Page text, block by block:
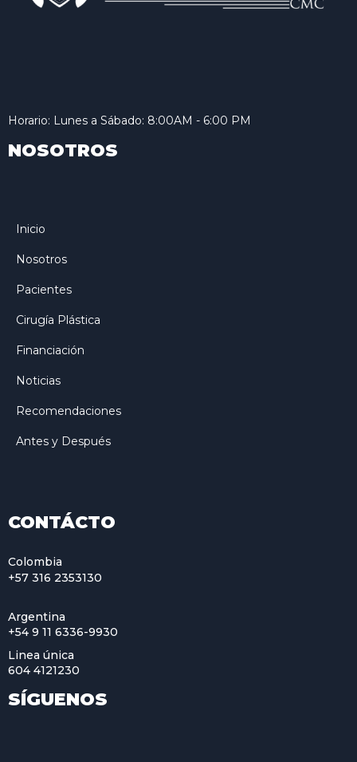
Horario: Lunes a Sábado: 8:00AM - 6:00 PM
NOSOTROS
Inicio
Nosotros
Pacientes
Cirugía Plástica
Financiación
Noticias
Recomendaciones
Antes y Después
CONTÁCTO
Colombia
+57 316 2353130
Argentina
+54 9 11 6336-9930
Linea única
604 4121230
SÍGUENOS